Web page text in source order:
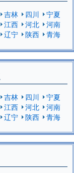
吉林 四川
宁夏
江西 河北
河南
辽宁 陕西
青海
吉林 四川
宁夏
江西 河北
河南
辽宁 陕西
青海